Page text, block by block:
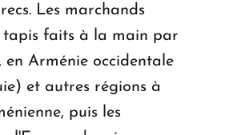
Les marchands
tapis faits à la main par
en Arménie occidentale
et autres régions à
puis les